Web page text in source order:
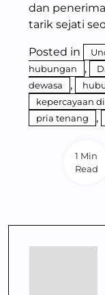
1 Min
Read
dan
tarik sejati
Posted in
hubungan
,
dewasa
,
kepercayaan
pria tenang ,